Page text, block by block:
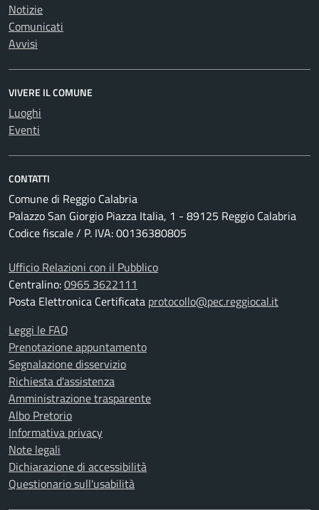
Notizie
Comunicati
Avvisi
VIVERE IL COMUNE
Luoghi
Eventi
CONTATTI
Comune di Reggio Calabria
Palazzo San Giorgio Piazza Italia, 1 - 89125 Reggio Calabria
Codice fiscale / P. IVA: 00136380805
Ufficio Relazioni con il Pubblico
Centralino:0965 3622111
Posta Elettronica Certificata protocollo@pec.reggiocal.it
Leggi le FAQ
Prenotazione appuntamento
Segnalazione disservizio
Richiesta d'assistenza
Amministrazione trasparente
Albo Pretorio
Informativa privacy
Note legali
Dichiarazione di accessibilità
Questionario sull'usabilità